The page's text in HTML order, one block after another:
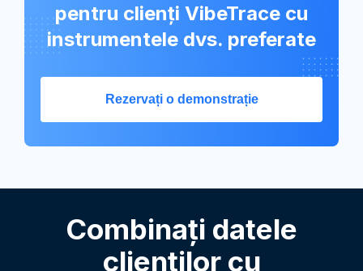
pentru clienți VibeTrace cu
instrumentele dvs. preferate
Rezervați o demonstrație
Combinați datele
clienților cu